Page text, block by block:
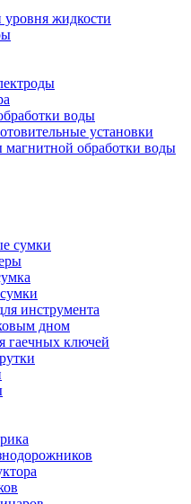
уровня жидкости
воды
установки
магнитной обработки воды
сумки
инструмента
дном
гаечных ключей